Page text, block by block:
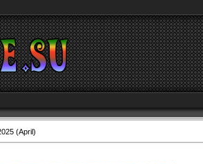
(April)